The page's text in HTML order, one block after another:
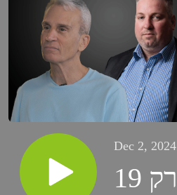
Dec 2, 2024
פרק 19